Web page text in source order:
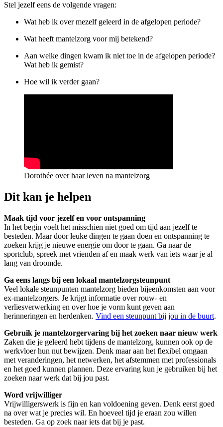
Stel jezelf eens de volgende vragen:
Wat heb ik over mezelf geleerd in de afgelopen periode?
Wat heeft mantelzorg voor mij betekend?
Aan welke dingen kwam ik niet toe in de afgelopen periode?
Wat heb ik gemist?
Hoe wil ik verder gaan?
Dorothée over haar leven na mantelzorg
Dit kan je helpen
Maak tijd voor jezelf en voor ontspanning
In het begin voelt het misschien niet goed om tijd aan jezelf te
besteden. Maar door leuke dingen te gaan doen en ontspanning te
zoeken krijg je nieuwe energie om door te gaan. Ga naar de
sportclub, spreek met vrienden af en maak werk van iets waar je al
lang van droomde.
Ga eens langs bij een lokaal mantelzorgsteunpunt
Veel lokale steunpunten mantelzorg bieden bijeenkomsten aan voor
ex-mantelzorgers. Je krijgt informatie over rouw- en
verliesverwerking en over hoe je vorm kunt geven aan
herinneringen en herdenken. Vind een steunpunt bij jou in de buurt.
Gebruik je mantelzorgervaring bij het zoeken naar nieuw werk
Zaken die je geleerd hebt tijdens de mantelzorg, kunnen ook op de
werkvloer hun nut bewijzen. Denk maar aan het flexibel omgaan
met veranderingen, het netwerken, het afstemmen met professionals
en het goed kunnen plannen. Deze ervaring kun je gebruiken bij het
zoeken naar werk dat bij jou past.
Word vrijwilliger
Vrijwilligerswerk is fijn en kan voldoening geven. Denk eerst goed
na over wat je precies wil. En hoeveel tijd je eraan zou willen
besteden. Ga op zoek naar iets dat bij je past.